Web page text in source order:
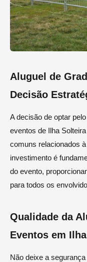
Aluguel de
Decisão
A decisão de optar
eventos de Ilha
comuns relacionados
investimento é
do evento,
para todos os
Qualidade da
Eventos em
Não deixe a